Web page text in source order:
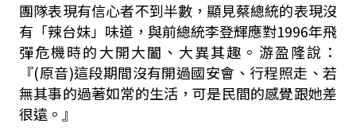
團隊表現有信心者不到半數，顯見蔡總統的表現沒
有「辣台妹」味道，與前總統李登輝應對1996年飛
彈危機時的大開大闔、大異其趣。游盈隆說：
『(原音)這段期間沒有開過國安會、行程照走、若
無其事的過著如常的生活，可是民間的感覺跟她差
很遠。』